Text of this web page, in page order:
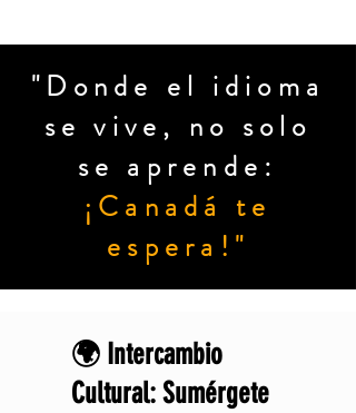
"Donde el idioma
se vive, no solo
se aprende:
¡Canadá te
espera!"
🌍 Intercambio
Cultural: Sumérgete